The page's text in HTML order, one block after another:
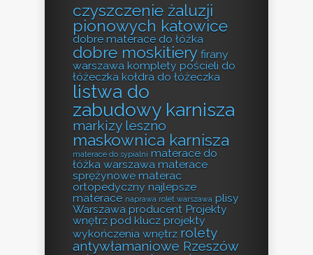
czyszczenie żaluzji
pionowych katowice
dobre materace do łóżka
dobre moskitiery firany
warszawa komplety pościeli do
łóżeczka kołdra do łóżeczka
listwa do
zabudowy karnisza
markizy leszno
maskownica karnisza
materace do sypialni materace do
łóżka warszawa materace
sprężynowe materac
ortopedyczny najlepsze
materace naprawa rolet warszawa plisy
Warszawa producent Projekty
wnętrz pod klucz projekty
wykończenia wnętrz rolety
antywłamaniowe Rzeszów